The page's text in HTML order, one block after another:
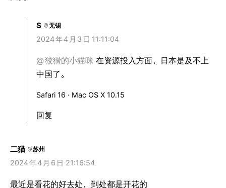
S 无锡
2024年4 月 3 日 11:11:04
@狡猾的小猫咪 在资源投入方面，日本是及不上
中国了。
Safari 16 · Mac OS X 10.15
回复
二猫 苏州
2024年4 月 6 日 21:16:54
最近是看花的好去处，到处都是开花的